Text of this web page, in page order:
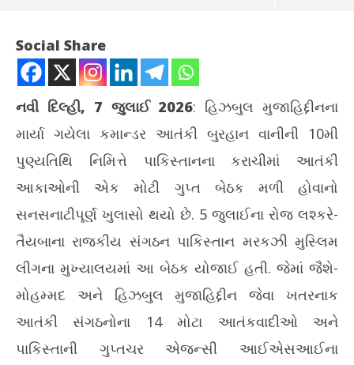
NOW VIEWING
કરાચીમાં હાફિઝ સઈદની ગુપ્ત બેઠક: બુરહાન વાનીની પુણ્યતિથિ પર
કાશ્મીરમાં આતંકી હુમલાનું કાવતરુ
7,
2026
Social Share
નવી દિલ્હી, 7 જુલાઈ 2026: હિઝબુલ મુજાહિદ્દીનના
માર્યા ગયેલા કમાન્ડર આતંકી બુરહાન વાનીની 10મી
પુણ્યતિથિ નિમિત્તે પાકિસ્તાનના કરાચીમાં આતંકી
આકાઓની એક મોટી ગુપ્ત બેઠક મળી હોવાનો
સનસનાટીપૂર્ણ ખુલાસો થયો છે. 5 જુલાઈના રોજ લશ્કરે-
તૈયબાના રાજકીય સંગઠન પાકિસ્તાન મરકઝી મુસ્લિમ
લીગના મુખ્યાલયમાં આ બેઠક યોજાઈ હતી. જેમાં જૈશે-
મોહમ્મદ અને હિઝબુલ મુજાહિદ્દીન જેવા ખતરનાક
આતંકી સંગઠનોના 14 મોટા આતંકવાદીઓ અને
પાકિસ્તાની ગુપ્તચર એજન્સી આઈએસઆઈના